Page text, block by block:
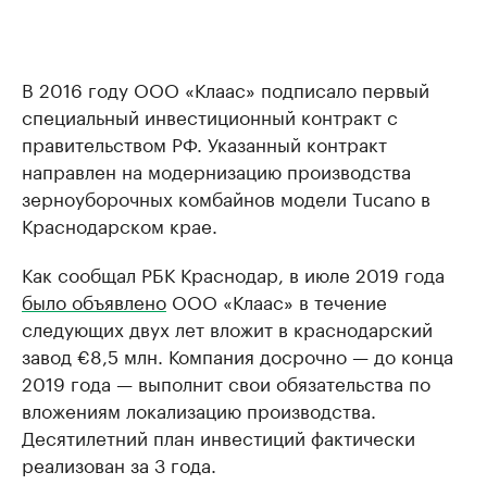
В 2016 году ООО «Клаас» подписало первый
специальный инвестиционный контракт с
правительством РФ. Указанный контракт
направлен на модернизацию производства
зерноуборочных комбайнов модели Tucano в
Краснодарском крае.
Как сообщал РБК Краснодар, в июле 2019 года
было объявлено ООО «Клаас» в течение
следующих двух лет вложит в краснодарский
завод €8,5 млн. Компания досрочно — до конца
2019 года — выполнит свои обязательства по
вложениям локализацию производства.
Десятилетний план инвестиций фактически
реализован за 3 года.